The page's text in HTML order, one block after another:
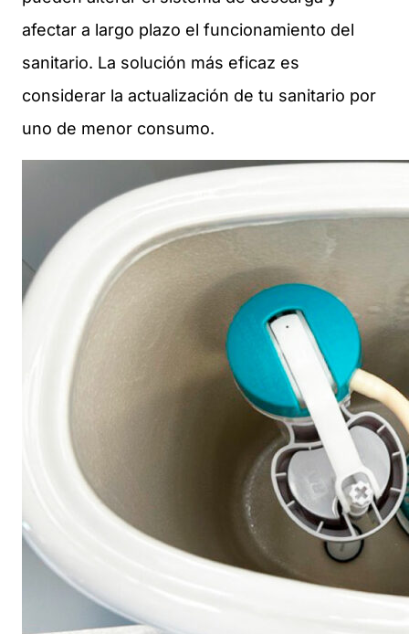
afectar a largo plazo el funcionamiento del
sanitario. La solución más eficaz es
considerar la actualización de tu sanitario por
uno de menor consumo.